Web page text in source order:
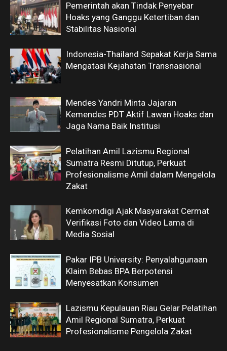
Pemerintah akan Tindak Penyebar
Hoaks yang Ganggu Ketertiban dan
Stabilitas Nasional
Indonesia-Thailand Sepakat Kerja Sama
Mengatasi Kejahatan Transnasional
Mendes Yandri Minta Jajaran
Kemendes PDT Aktif Lawan Hoaks dan
Jaga Nama Baik Institusi
Pelatihan Amil Lazismu Regional
Sumatra Resmi Ditutup, Perkuat
Profesionalisme Amil dalam Mengelola
Zakat
Kemkomdigi Ajak Masyarakat Cermat
Verifikasi Foto dan Video Lama di
Media Sosial
Pakar IPB University: Penyalahgunaan
Klaim Bebas BPA Berpotensi
Menyesatkan Konsumen
Lazismu Kepulauan Riau Gelar Pelatihan
Amil Regional Sumatra, Perkuat
Profesionalisme Pengelola Zakat